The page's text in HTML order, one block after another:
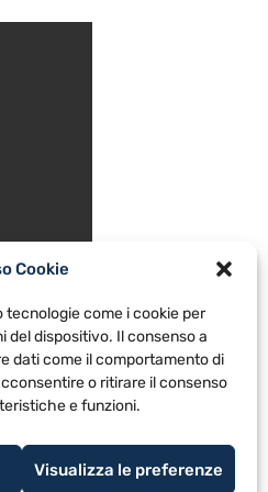
Cookie
tecnologie come i cookie per
del dispositivo. Il consenso a
dati come il comportamento di
o ritirare il consenso
e funzioni.
Visualizza le preferenze